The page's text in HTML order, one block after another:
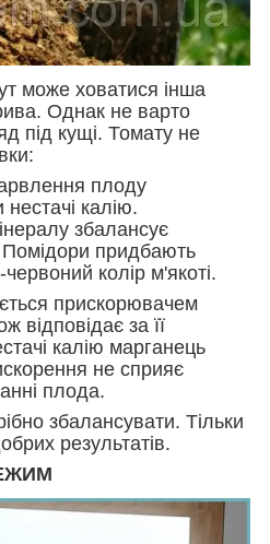
може ховатися інша
Однак не варто
під кущі. Томату не
плоду
нестачі калію.
збалансує
придбають
колір м'якоті.
прискорювачем
відповідає за її
калію марганець
не сприяє
плода.
збалансувати. Тільки
результатів.